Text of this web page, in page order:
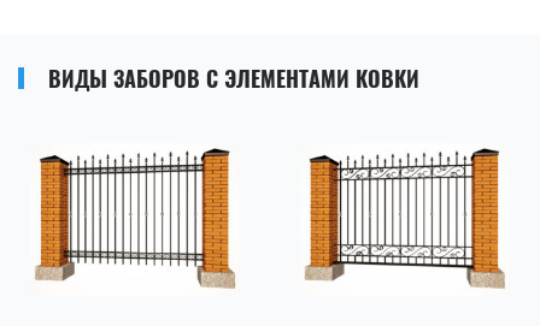
ВИДЫ ЗАБОРОВ С ЭЛЕМЕНТАМИ КОВКИ